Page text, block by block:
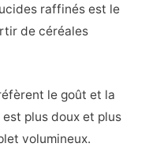
raffinés est le
de céréales
le goût et la
plus doux et plus
volumineux.